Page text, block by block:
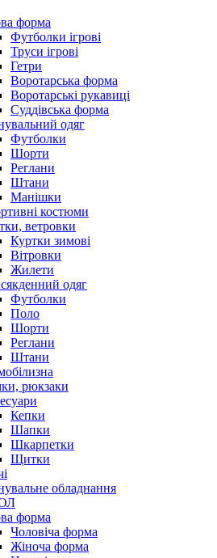
форма
Футболки ігрові
Труси ігрові
Гетри
Воротарська форма
Воротарські рукавиці
Суддівська форма
одяг
Футболки
Шорти
Реглани
Штани
Манішки
костюми
ветровки
Куртки зимові
Вітровки
Жилети
одяг
Футболки
Поло
Шорти
Реглани
Штани
рюкзаки
Кепки
Шапки
Шкарпетки
Щитки
обладнання
форма
Чоловіча форма
Жіноча форма